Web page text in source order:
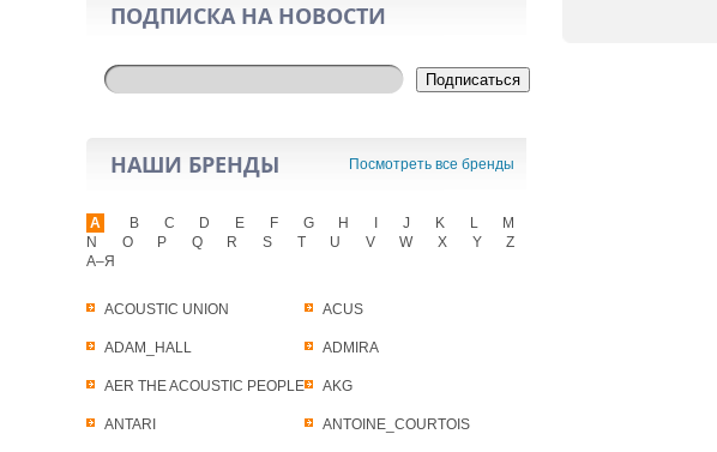
ПОДПИСКА НА НОВОСТИ
Подписаться
НАШИ БРЕНДЫ Посмотреть все бренды
A
ACOUSTIC UNION ACUS
ADAM_HALL ADMIRA
AER THE ACOUSTIC PEOPLE AKG
ANTARI ANTOINE_COURTOIS
B C D E F G H J K L
M
N
O P Q R S T U V W X Y
Z
А–Я